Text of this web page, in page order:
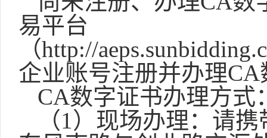
易平台
（http://
企业账号注册并办理
CA数字证书办理方式
（1）现场办理：请